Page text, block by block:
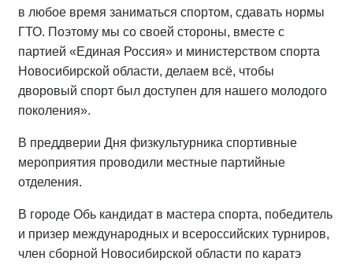
в любое время заниматься спортом, сдавать нормы
ГТО. Поэтому мы со своей стороны, вместе с
партией «Единая Россия» и министерством спорта
Новосибирской области, делаем всё, чтобы
дворовый спорт был доступен для нашего молодого
поколения».
В преддверии Дня физкультурника спортивные
мероприятия проводили местные партийные
отделения.
В городе Обь кандидат в мастера спорта, победитель
и призер международных и всероссийских турниров,
член сборной Новосибирской области по каратэ